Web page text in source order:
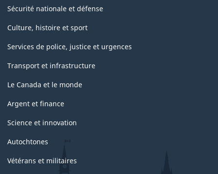
Sécurité nationale et défense
Culture, histoire et sport
Services de police, justice et urgences
Transport et infrastructure
Le Canada et le monde
Argent et finance
Science et innovation
Autochtones
Vétérans et militaires